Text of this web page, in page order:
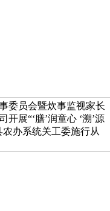
委员会暨炊事监视家长
展“‘膳’润童心 ‘溯’源
办系统关工委施行从